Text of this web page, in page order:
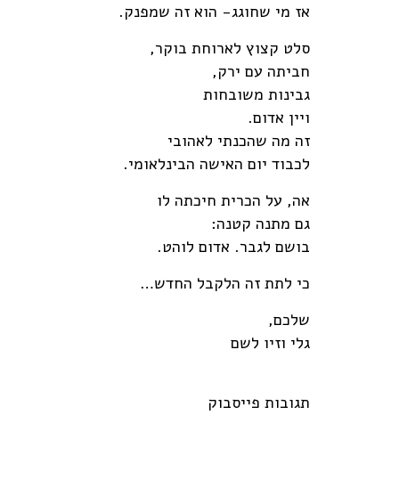
אז מי שחוגג- הוא זה שמפנק.
סלט קצוץ לארוחת בוקר,
חביתה עם ירק,
גבינות משובחות
ויין אדום.
זה מה שהכנתי לאהובי
לכבוד יום האישה הבינלאומי.
אה, על הכרית חיכתה לו
גם מתנה קטנה:
בושם לגבר. אדום לוהט.
כי לתת זה הלקבל החדש…
שלכם,
גלי וזיו לשם
תגובות פייסבוק